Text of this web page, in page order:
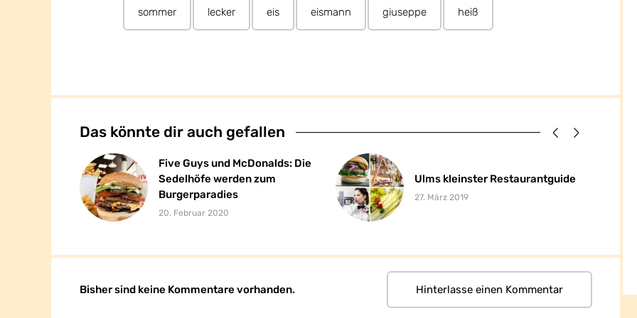
sommer lecker eis eismann giuseppe heiß
Das könnte dir auch gefallen
Five Guys und McDonalds: Die
Sedelhöfe werden zum
Burgerparadies
Five Guys und McDonalds: Die
Sedelhöfe werden zum
Burgerparadies
20. Februar 2020
Ulms kleinster Restaurantguide
Ulms kleinster Restaurantguide
27. März 2019
Bisher sind keine Kommentare vorhanden. Hinterlasse einen Kommentar